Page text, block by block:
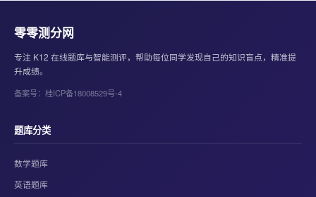
零零测分网
专注 K12 在线题库与智能测评，帮助每位同学发现自己的知识盲点，精准提
升成绩。
备案号：桂ICP备18008529号-4
题库分类
数学题库
英语题库